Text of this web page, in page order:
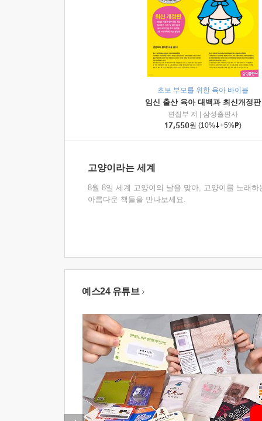
초보 부모를 위한 육아 바이블
임신 출산 육아 대백과 최신개정판
편집부 저
삼성출판사
17,550원 (10% +5% )
고양이라는 세계
8월 8일 세계 고양이의 날을 맞아, 고양이를 노래하
아름다운 책들을 만나보세요.
예스24 유튜브